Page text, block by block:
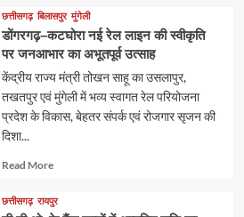
about
छत्तीसगढ़ बिलासपुर मुंगेली
डोंगरगढ़–कटघोरा नई रेल लाइन की स्वीकृति
पर जनआभार का अभूतपूर्व उत्साह
केंद्रीय राज्य मंत्री तोखन साहू का उसलापुर,
तखतपुर एवं मुंगेली में भव्य स्वागत रेल परियोजना
प्रदेश के विकास, बेहतर संपर्क एवं रोजगार सृजन की
दिशा...
Read MoreRead
about
छत्तीसगढ़ रायपुर